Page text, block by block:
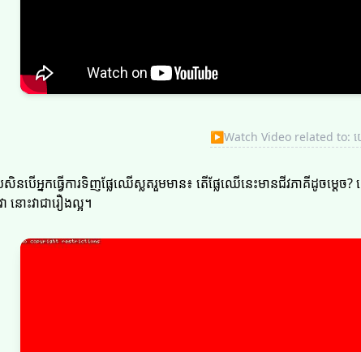
▶Watch Video related to:
ើអ្នកធ្វើការទិញផ្លែឈើស្លតរួមមាន៖ តើផ្លែឈើនេះមានជីវភាគីដូចម្
ោះវាជារឿងល្អ។